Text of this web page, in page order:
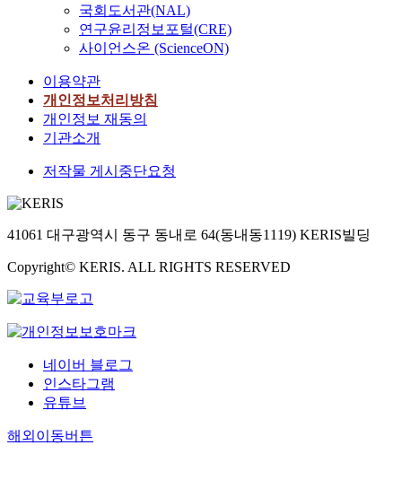
국회도서관(NAL)
연구윤리정보포털(CRE)
사이언스온 (ScienceON)
이용약관
개인정보처리방침
개인정보 재동의
기관소개
저작물 게시중단요청
41061 대구광역시 동구 동내로 64(동내동1119) KERIS빌딩
Copyright© KERIS. ALL RIGHTS RESERVED
네이버 블로그
인스타그램
유튜브
해외이동버튼